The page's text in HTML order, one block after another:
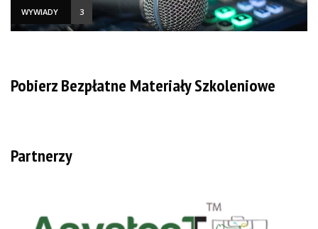
WYWIADY 3
Pobierz Bezpłatne Materiały Szkoleniowe
Partnerzy